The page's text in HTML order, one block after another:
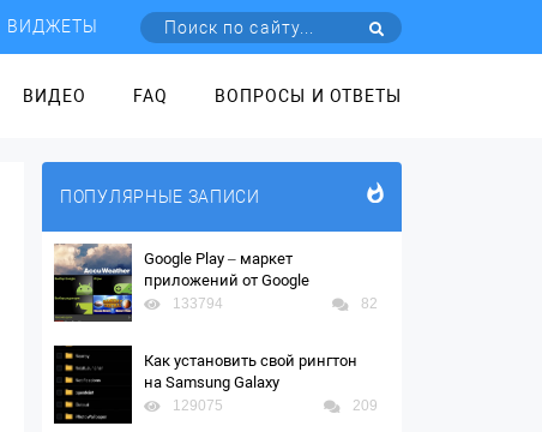
ВИДЖЕТЫ
ВИДЕО FAQ ВОПРОСЫ И ОТВЕТЫ
ПОПУЛЯРНЫЕ ЗАПИСИ
Google Play – маркет
приложений от Google
133794 82
Как установить свой рингтон
на Samsung Galaxy
129075 209